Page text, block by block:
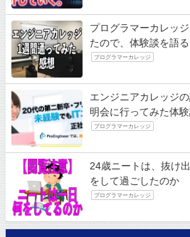
プログラマーカレッ
たので、体験談を語る
プログラマーカレッジ
エンジニアカレッジ
明会に行ってみた体
プログラマーカレッジ
24歳ニートは、抜け
をして過ごしたのか
プログラマーカレッジ